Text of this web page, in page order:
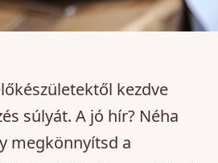
kezdve
súlyát. A jó hír? Néha
megkönnyítsd a